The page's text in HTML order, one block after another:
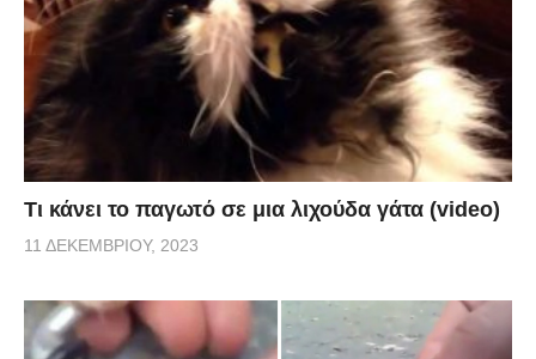
Τι κάνει το παγωτό σε μια λιχούδα γάτα (video)
11 ΔΕΚΕΜΒΡΊΟΥ, 2023